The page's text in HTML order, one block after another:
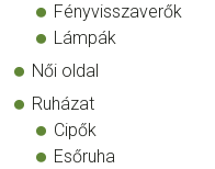
Fényvisszaverők
Lámpák
Női oldal
Ruházat
Cipők
Esőruha